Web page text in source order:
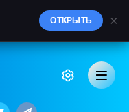
ОТКРЫТЬ ×